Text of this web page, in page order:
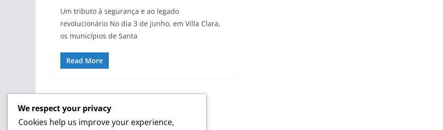
Um tributo à segurança e ao legado
revolucionário No dia 3 de junho, em Villa Clara,
os municípios de Santa
Read More
We respect your privacy
Cookies help us improve your experience,